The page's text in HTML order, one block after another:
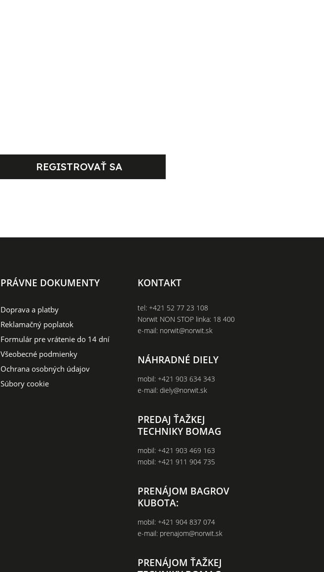
REGISTROVAŤ SA
PRÁVNE DOKUMENTY
Doprava a platby
Reklamačný poplatok
Formulár pre vrátenie do 14 dní
Všeobecné podmienky
Ochrana osobných údajov
Súbory cookie
KONTAKT
tel:+421 52 77 23 108
Norwit NON STOP linka: 18 400
e-mail: norwit@norwit.sk
NÁHRADNÉ DIELY
mobil:+421 903 634 343
e-mail:diely@norwit.sk
PREDAJ ŤAŽKEJ
TECHNIKY BOMAG
mobil:+421 903 469 163
mobil:+421 911 904 735
PRENÁJOM BAGROV
KUBOTA:
mobil:+421 904 837 074
e-mail: prenajom@norwit.sk
PRENÁJOM ŤAŽKEJ